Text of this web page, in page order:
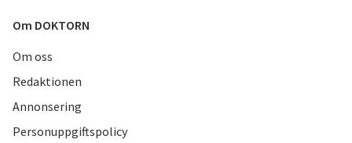
Om DOKTORN
Om oss
Redaktionen
Annonsering
Personuppgiftspolicy